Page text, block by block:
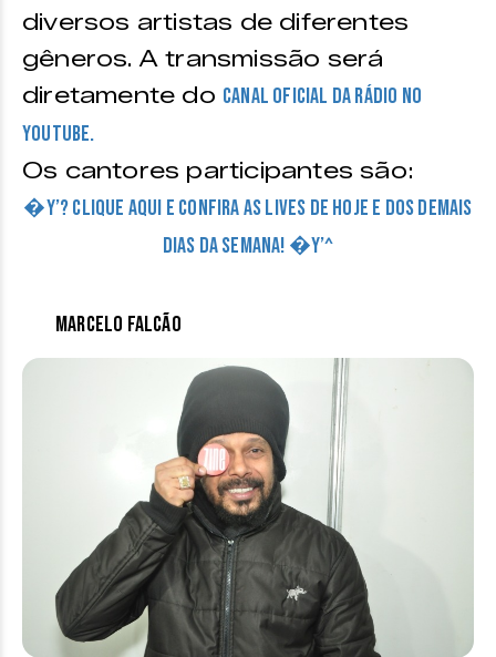
diversos artistas de diferentes
gêneros. A transmissão será
diretamente do canal oficial da rádio no
Youtube.
Os cantores participantes são:
�Y’? CLIQUE AQUI E CONFIRA AS LIVES DE HOJE E DOS DEMAIS
DIAS DA SEMANA! �Y’^
Marcelo Falcão